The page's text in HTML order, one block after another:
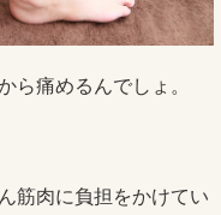
ら痛めるんでしょ。
筋肉に負担をかけてい